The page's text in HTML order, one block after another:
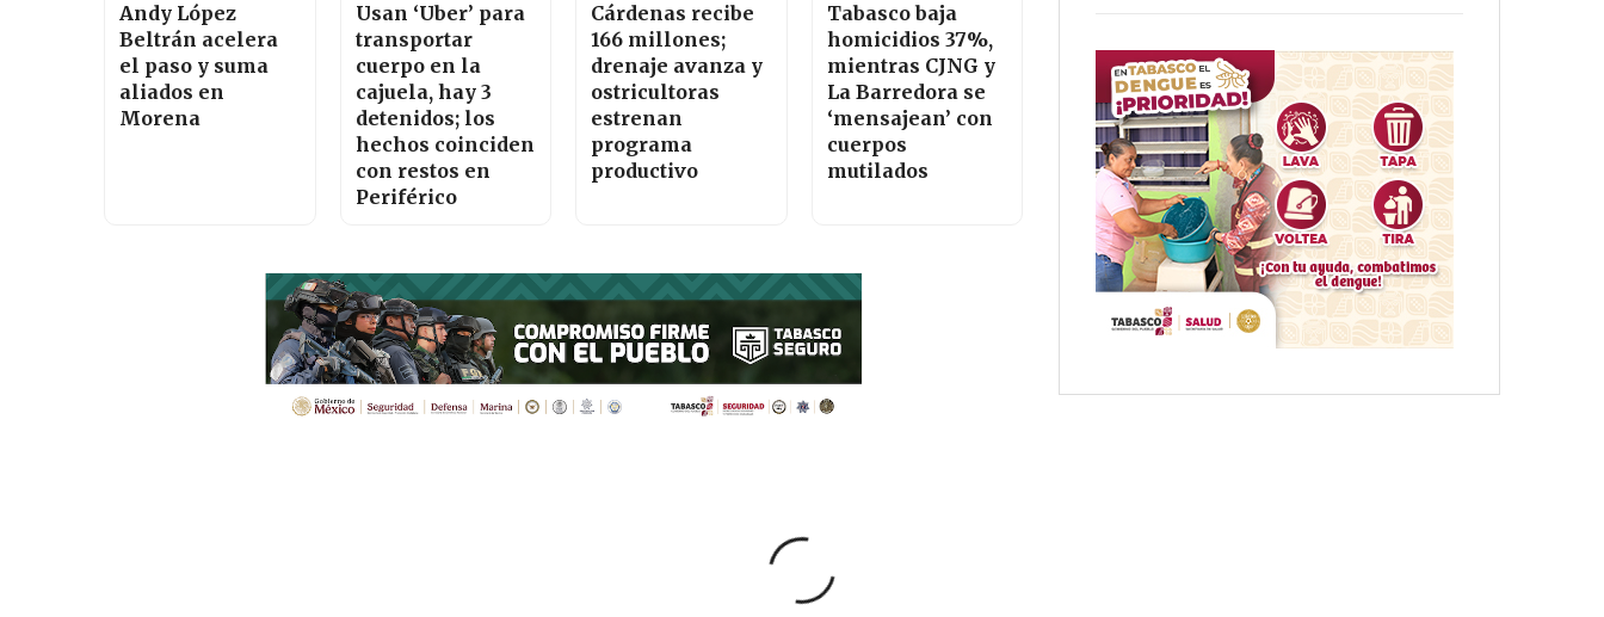
Andy López
Beltrán acelera
el paso y suma
aliados en
Morena
Usan ‘Uber’ para
transportar
cuerpo en la
cajuela, hay 3
detenidos; los
hechos coinciden
con restos en
Periférico
Cárdenas recibe
166 millones;
drenaje avanza y
ostricultoras
estrenan
programa
productivo
Tabasco baja
homicidios 37%,
mientras CJNG y
La Barredora se
‘mensajean’ con
cuerpos
mutilados